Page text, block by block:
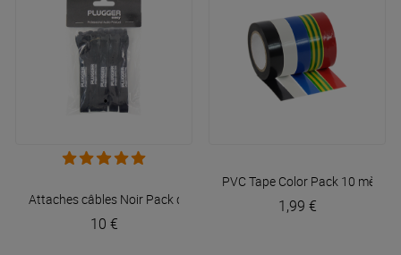
Attaches câbles Noir Pack de 10
10 €
PVC Tape Color Pack 10 mètres
1,99 €